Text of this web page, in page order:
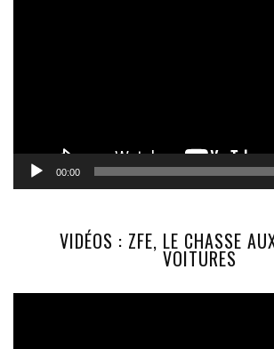
00:00
VIDÉOS : ZFE, LE CHASSE
VOITURES